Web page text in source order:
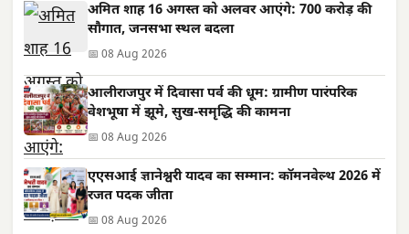
अमित शाह 16 अगस्त को अलवर आएंगे: 700 करोड़ की
सौगात, जनसभा स्थल बदला
📅 08 Aug 2026
आलीराजपुर में दिवासा पर्व की धूम: ग्रामीण पारंपरिक
वेशभूषा में झूमे, सुख-समृद्धि की कामना
📅 08 Aug 2026
एएसआई ज्ञानेश्वरी यादव का सम्मान: कॉमनवेल्थ 2026 में
रजत पदक जीता
📅 08 Aug 2026